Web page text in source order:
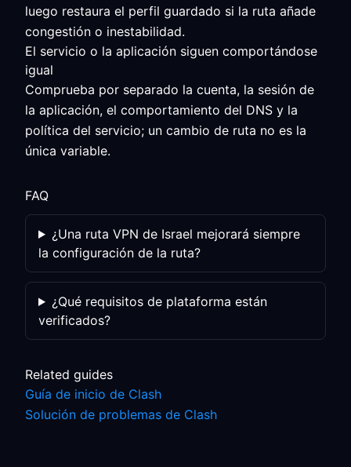
luego restaura el perfil guardado si la ruta añade
congestión o inestabilidad.
El servicio o la aplicación siguen comportándose
igual
Comprueba por separado la cuenta, la sesión de
la aplicación, el comportamiento del DNS y la
política del servicio; un cambio de ruta no es la
única variable.
FAQ
¿Una ruta VPN de Israel mejorará siempre
la configuración de la ruta?
¿Qué requisitos de plataforma están
verificados?
Related guides
Guía de inicio de Clash
Solución de problemas de Clash